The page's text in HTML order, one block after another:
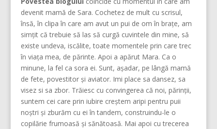
devenit mamă de Sara. Cochetez de mult cu scrisul,
însă, în clipa în care am avut un pui de om în brațe, am
simțit că trebuie să las să curgă cuvintele din mine, să
existe undeva, iscălite, toate momentele prin care trec
în viața mea, de părinte. Apoi a apărut Mara. Ca o
minune, la fel ca sora ei. Sunt, așadar, pe lângă mamă
de fete, povestitor și aviator. Imi place sa dansez, sa
visez si sa zbor. Trăiesc cu convingerea că noi, părinţii,
suntem cei care prin iubire creştem aripi pentru puii
noştri şi zburăm cu ei în tandem, construindu-le o
copilărie frumoasă şi sănătoasă. Mai apoi cu trecerea